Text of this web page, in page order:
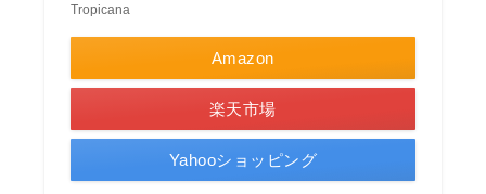
Tropicana
Amazon
楽天市場
Yahooショッピング